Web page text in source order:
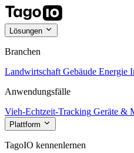
Lösungen
Branchen
Landwirtschaft Gebäude Energie
Anwendungsfälle
Vieh-Echtzeit-Tracking Geräte &
Plattform
TagoIO kennenlernen